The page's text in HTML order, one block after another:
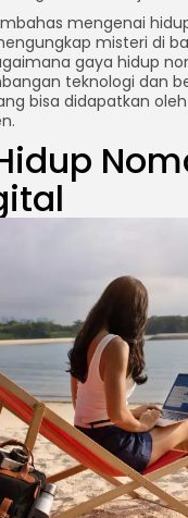
mengenai
misteri di
gaya hidup
teknologi dan
bisa didapatkan